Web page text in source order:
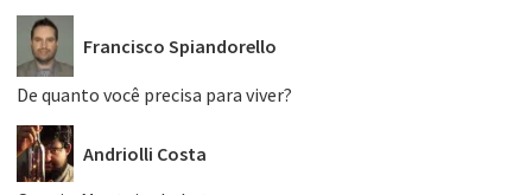
Francisco Spiandorello
De quanto você precisa para viver?
Andriolli Costa